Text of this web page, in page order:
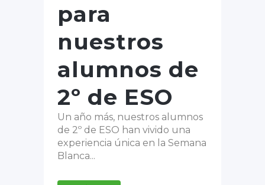
para
nuestros
alumnos de
2º de ESO
Un año más, nuestros alumnos
de 2º de ESO han vivido una
experiencia única en la Semana
Blanca...